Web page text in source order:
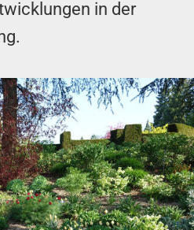
in der